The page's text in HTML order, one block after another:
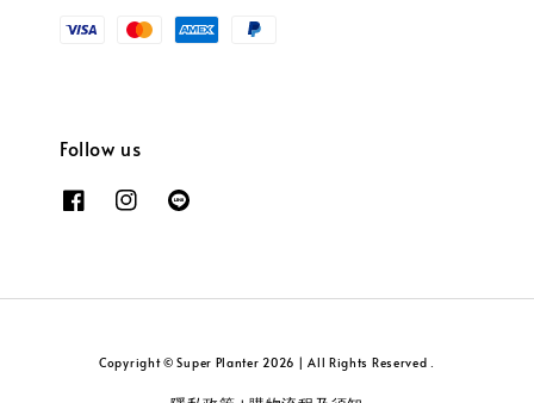
Follow us
Copyright © Super Planter 2026 | All Rights Reserved .